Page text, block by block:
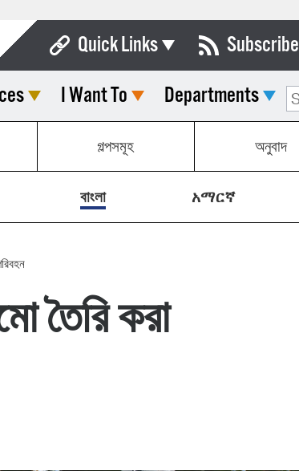
Quick Links
Boards & Commissions
Calendar
City Directory
Contact City Council
Department List
Municipal Code
Open Meeting Portal
View News
Subscribe
I Want To Departments
গল্পসমূহ অনুবাদ
বাংলা አማርኛ
তৈরি করা